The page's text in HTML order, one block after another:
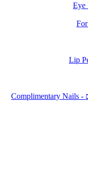
מוצרי ציפורניים משלימים - Complimentary Nails